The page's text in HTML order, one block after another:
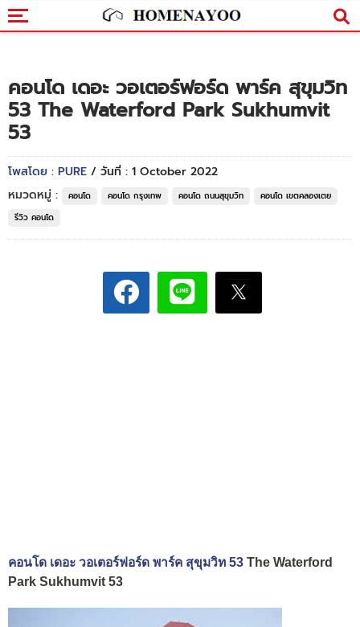
คอนโด เดอะ วอเตอร์ฟอร์ด พาร์ค สุขุมวิท
53 The Waterford Park Sukhumvit
53
โพสโดย : PURE / วันที่ : 1 October 2022
หมวดหมู่ :
คอนโด คอนโด กรุงเทพ คอนโด ถนนสุขุมวิท
คอนโด เขตคลองเตย
รีวิว คอนโด
คอนโด เดอะ วอเตอร์ฟอร์ด พาร์ค สุขุมวิท 53 The Waterford
Park Sukhumvit 53